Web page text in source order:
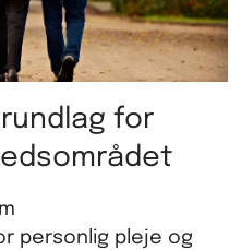
for
personlig pleje og